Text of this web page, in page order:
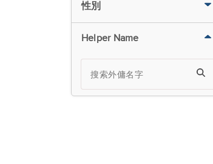
性別
Helper Name